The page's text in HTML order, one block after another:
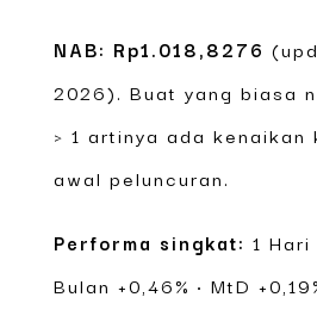
NAB: Rp1.018,8276
2026). Buat yang biasa
> 1 artinya ada
awal peluncuran.
Performa singkat: 1 Hari
Bulan +0,46% • MtD